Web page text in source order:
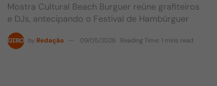
Mostra Cultural Beach Burguer reúne grafiteiros
e DJs, antecipando o Festival de Hambúrguer
by Redação 09/05/2026 Reading Time: 1 mins read